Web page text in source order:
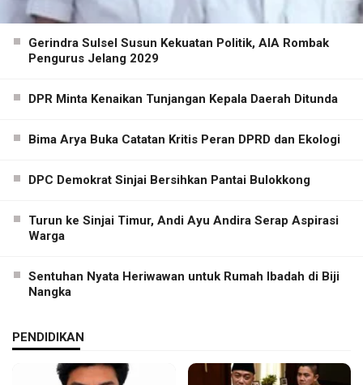
Gerindra Sulsel Susun Kekuatan Politik, AIA Rombak
Pengurus Jelang 2029
DPR Minta Kenaikan Tunjangan Kepala Daerah Ditunda
Bima Arya Buka Catatan Kritis Peran DPRD dan Ekologi
DPC Demokrat Sinjai Bersihkan Pantai Bulokkong
Turun ke Sinjai Timur, Andi Ayu Andira Serap Aspirasi
Warga
Sentuhan Nyata Heriwawan untuk Rumah Ibadah di Biji
Nangka
PENDIDIKAN